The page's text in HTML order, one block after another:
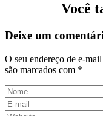
Você
Deixe um
O seu endereço de e-
são marcados com *